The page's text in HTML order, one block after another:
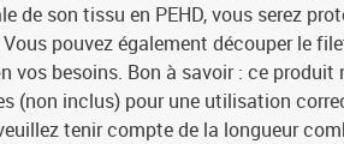
de son tissu en PEHD, vous serez
pouvez également découper le
vos besoins. Bon à savoir : ce produit
(non inclus) pour une utilisation
tenir compte de la longueur